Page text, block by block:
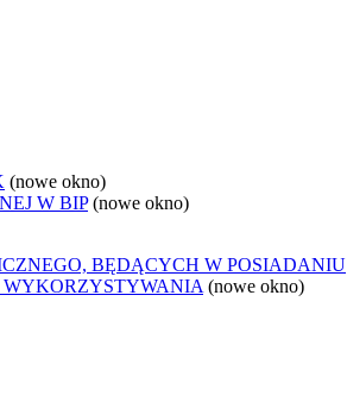
(nowe okno)
W BIP (nowe okno)
BĘDĄCYCH W POSIADANIU
WYKORZYSTYWANIA (nowe okno)